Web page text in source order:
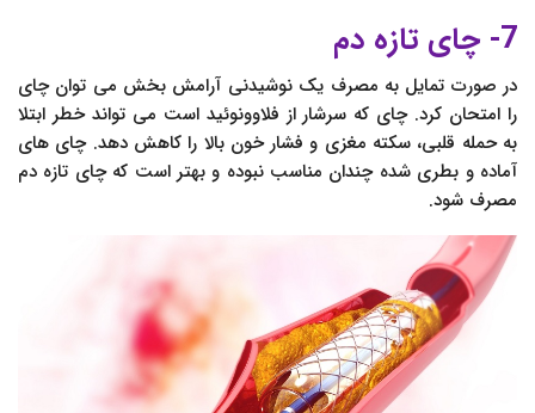
7- چای تازه دم
در صورت تمایل به مصرف یک نوشیدنی آرامش بخش می توان چای
را امتحان کرد. چای که سرشار از فلاوونوئید است می تواند خطر ابتلا
به حمله قلبی، سکته مغزی و فشار خون بالا را کاهش دهد. چای های
آماده و بطری شده چندان مناسب نبوده و بهتر است که چای تازه دم
مصرف شود.